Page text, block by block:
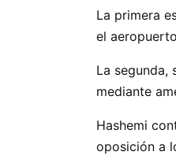
La primera
el
La segunda,
mediante
Hashemi
oposición a